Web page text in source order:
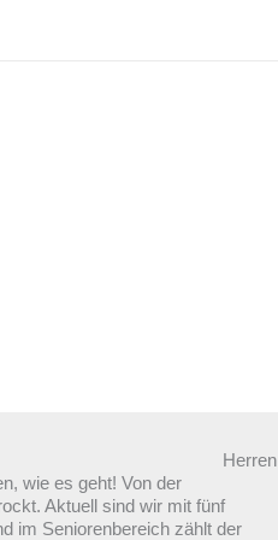
Herren
wie es geht! Von der
Aktuell sind wir mit fünf
im Seniorenbereich zählt der